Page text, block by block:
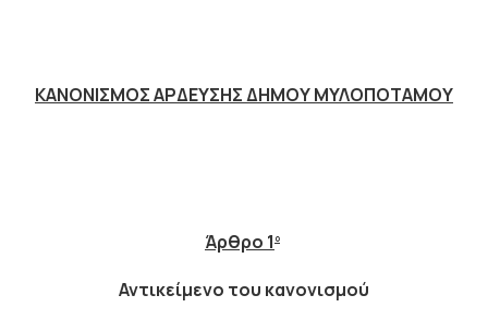
ΚΑΝΟΝΙΣΜΟΣ ΑΡΔΕΥΣΗΣ ΔΗΜΟΥ ΜΥΛΟΠΟΤΑΜΟΥ
Άρθρο 1 ο
Αντικείμενο του κανονισμού